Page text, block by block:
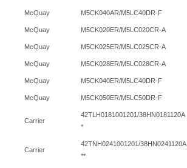
McQuay M5CK040AR/M5LC40DR-F
McQuay M5CK020ER/M5LC020CR-A
McQuay M5CK025ER/M5LC025CR-A
McQuay M5CK028ER/M5LC028CR-A
McQuay M5CK040ER/M5LC40DR-F
McQuay M5CK050ER/M5LC50DR-F
Carrier
42TLH0181001201/38HN0181120A
*
Carrier
42TNH0241001201/38HN0241120A
**